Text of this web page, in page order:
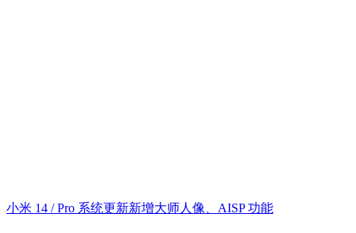
小米 14 / Pro 系统更新新增大师人像、AISP 功能